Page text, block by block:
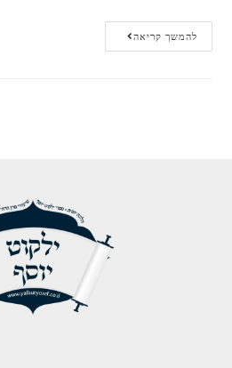
להמשך קריאה